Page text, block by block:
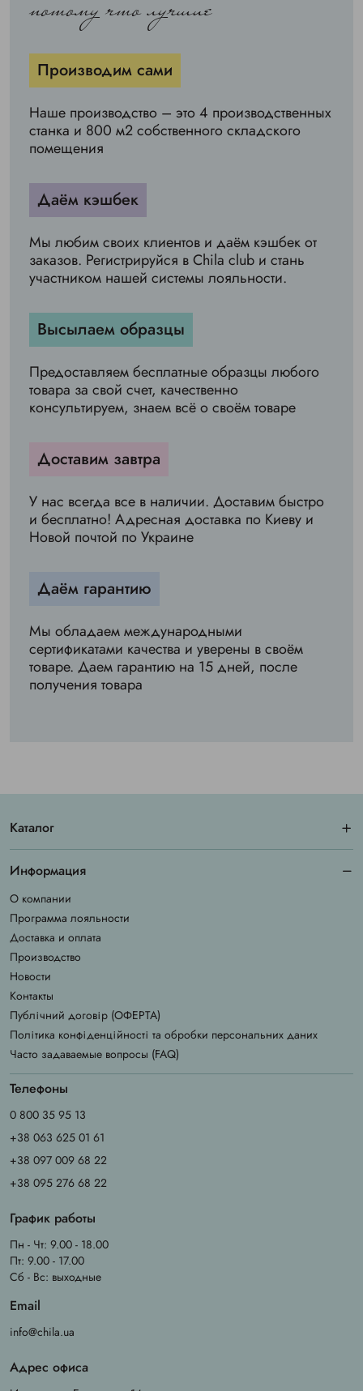
потому что лучшие
Производим сами
Наше производство – это 4 производственных
станка и 800 м2 собственного складского
помещения
Даём кэшбек
Мы любим своих клиентов и даём кэшбек от
заказов. Регистрируйся в Chila club и стань
участником нашей системы лояльности.
Высылаем образцы
Предоставляем бесплатные образцы любого
товара за свой счет, качественно
консультируем, знаем всё о своём товаре
Доставим завтра
У нас всегда все в наличии. Доставим быстро
и бесплатно! Адресная доставка по Киеву и
Новой почтой по Украине
Даём гарантию
Мы обладаем международными
сертификатами качества и уверены в своём
товаре. Даем гарантию на 15 дней, после
получения товара
Каталог
Информация
О компании
Программа лояльности
Доставка и оплата
Производство
Новости
Контакты
Публічний договір (ОФЕРТА)
Політика конфіденційності та обробки персональних даних
Часто задаваемые вопросы (FAQ)
Телефоны
0 800 35 95 13
+38 063 625 01 61
+38 097 009 68 22
+38 095 276 68 22
График работы
Пн - Чт: 9.00 - 18.00
Пт: 9.00 - 17.00
Сб - Вс: выходные
Email
info@chila.ua
Адрес офиса